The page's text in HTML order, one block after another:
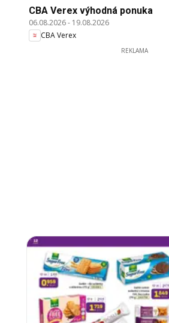
CBA Verex výhodná ponuka
06.08.2026- 19.08.2026
CBA Verex
REKLAMA